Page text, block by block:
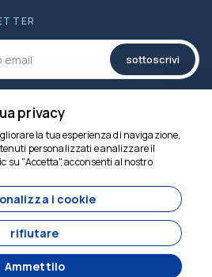
sottoscrivi
Sviluppato da
privacy
la tua esperienza di navigazione,
personalizzati e analizzare il
su "Accetta", acconsenti al nostro
i cookie
rifiutare
Ammettilo